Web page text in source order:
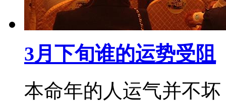
3月下旬谁的运势受阻
本命年的人运气并不